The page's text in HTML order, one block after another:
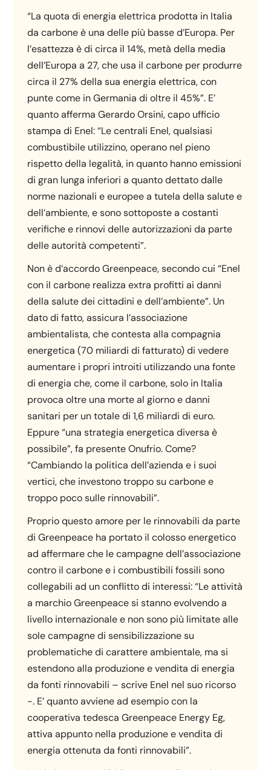
“La quota di energia elettrica prodotta in Italia
da carbone è una delle più basse d’Europa. Per
l’esattezza è di circa il 14%, metà della media
dell’Europa a 27, che usa il carbone per produrre
circa il 27% della sua energia elettrica, con
punte come in Germania di oltre il 45%”. E’
quanto afferma Gerardo Orsini, capo ufficio
stampa di Enel: “Le centrali Enel, qualsiasi
combustibile utilizzino, operano nel pieno
rispetto della legalità, in quanto hanno emissioni
di gran lunga inferiori a quanto dettato dalle
norme nazionali e europee a tutela della salute e
dell’ambiente, e sono sottoposte a costanti
verifiche e rinnovi delle autorizzazioni da parte
delle autorità competenti”.
Non è d’accordo Greenpeace, secondo cui “Enel
con il carbone realizza extra profitti ai danni
della salute dei cittadini e dell’ambiente”. Un
dato di fatto, assicura l’associazione
ambientalista, che contesta alla compagnia
energetica (70 miliardi di fatturato) di vedere
aumentare i propri introiti utilizzando una fonte
di energia che, come il carbone, solo in Italia
provoca oltre una morte al giorno e danni
sanitari per un totale di 1,6 miliardi di euro.
Eppure “una strategia energetica diversa è
possibile”, fa presente Onufrio. Come?
“Cambiando la politica dell’azienda e i suoi
vertici, che investono troppo su carbone e
troppo poco sulle rinnovabili”.
Proprio questo amore per le rinnovabili da parte
di Greenpeace ha portato il colosso energetico
ad affermare che le campagne dell’associazione
contro il carbone e i combustibili fossili sono
collegabili ad un conflitto di interessi: “Le attività
a marchio Greenpeace si stanno evolvendo a
livello internazionale e non sono più limitate alle
sole campagne di sensibilizzazione su
problematiche di carattere ambientale, ma si
estendono alla produzione e vendita di energia
da fonti rinnovabili – scrive Enel nel suo ricorso
-. E’ quanto avviene ad esempio con la
cooperativa tedesca Greenpeace Energy Eg,
attiva appunto nella produzione e vendita di
energia ottenuta da fonti rinnovabili”.